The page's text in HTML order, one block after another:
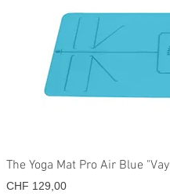
The Yoga Mat Pro Air Blue
Prijs
CHF 129,00